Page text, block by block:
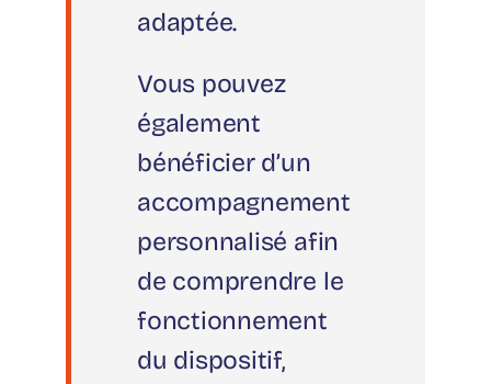
adaptée.
Vous pouvez
également
bénéficier d’un
accompagnement
personnalisé afin
de comprendre le
fonctionnement
du dispositif,